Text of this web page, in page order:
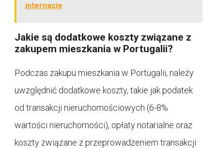
internacie
Jakie są dodatkowe koszty związane z
zakupem mieszkania w Portugalii?
Podczas zakupu mieszkania w Portugalii, należy
uwzględnić dodatkowe koszty, takie jak podatek
od transakcji nieruchomościowych (6-8%
wartości nieruchomości), opłaty notarialne oraz
koszty związane z przeprowadzeniem transakcji